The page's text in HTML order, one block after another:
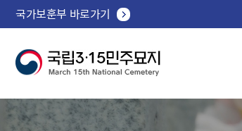
국가보훈부 바로가기